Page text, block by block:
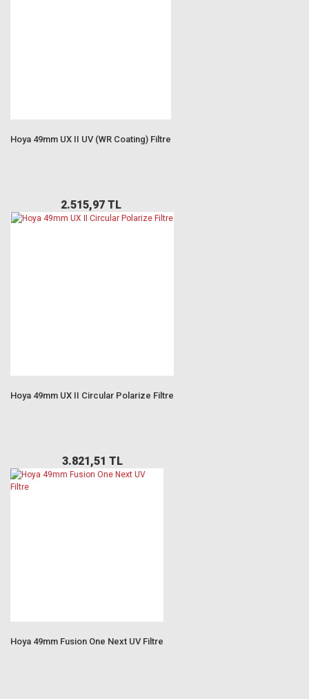
Hoya 49mm UX II UV (WR Coating) Filtre
2.515,97 TL
Hoya 49mm UX II Circular Polarize Filtre
3.821,51 TL
Hoya 49mm Fusion One Next UV Filtre